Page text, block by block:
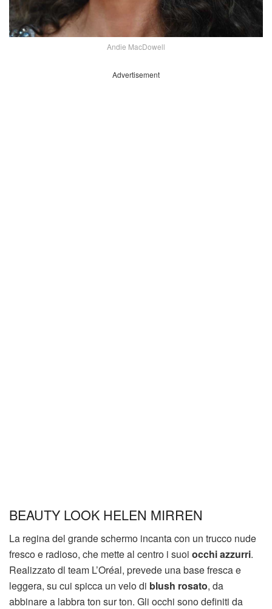
Andie MacDowell
Advertisement
BEAUTY LOOK HELEN MIRREN
La regina del grande schermo incanta con un trucco nude
fresco e radioso, che mette al centro i suoi occhi azzurri.
Realizzato dl team L’Oréal, prevede una base fresca e
leggera, su cui spicca un velo di blush rosato, da
abbinare a labbra ton sur ton. Gli occhi sono definiti da